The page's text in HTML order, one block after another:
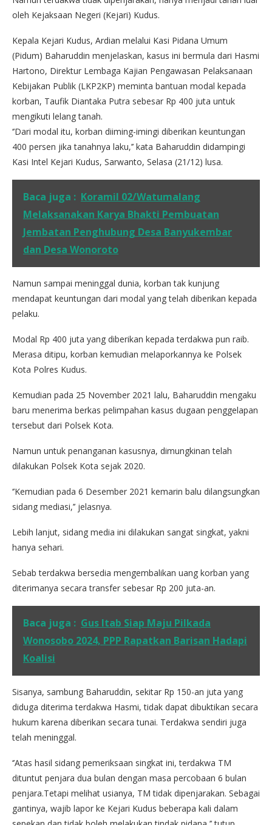
oleh Kejaksaan Negeri (Kejari) Kudus.
Kepala Kejari Kudus, Ardian melalui Kasi Pidana Umum
(Pidum) Baharuddin menjelaskan, kasus ini bermula dari Hasmi
Hartono, Direktur Lembaga Kajian Pengawasan Pelaksanaan
Kebijakan Publik (LKP2KP) meminta bantuan modal kepada
korban, Taufik Diantaka Putra sebesar Rp 400 juta untuk
mengikuti lelang tanah.
‘’Dari modal itu, korban diiming-imingi diberikan keuntungan
400 persen jika tanahnya laku,’’ kata Baharuddin didampingi
Kasi Intel Kejari Kudus, Sarwanto, Selasa (21/12) lusa.
Baca juga : Koramil 02/Watumalang
Melaksanakan Karya Bhakti Pembuatan
Jembatan Penghubung Desa Banyukembar
dan Desa Wonoroto
Namun sampai meninggal dunia, korban tak kunjung
mendapat keuntungan dari modal yang telah diberikan kepada
pelaku.
Modal Rp 400 juta yang diberikan kepada terdakwa pun raib.
Merasa ditipu, korban kemudian melaporkannya ke Polsek
Kota Polres Kudus.
Kemudian pada 25 November 2021 lalu, Baharuddin mengaku
baru menerima berkas pelimpahan kasus dugaan penggelapan
tersebut dari Polsek Kota.
Namun untuk penanganan kasusnya, dimungkinan telah
dilakukan Polsek Kota sejak 2020.
‘’Kemudian pada 6 Desember 2021 kemarin balu dilangsungkan
sidang mediasi,’’ jelasnya.
Lebih lanjut, sidang media ini dilakukan sangat singkat, yakni
hanya sehari.
Sebab terdakwa bersedia mengembalikan uang korban yang
diterimanya secara transfer sebesar Rp 200 juta-an.
Baca juga : Gus Itab Siap Maju Pilkada
Wonosobo 2024, PPP Rapatkan Barisan Hadapi
Koalisi
Sisanya, sambung Baharuddin, sekitar Rp 150-an juta yang
diduga diterima terdakwa Hasmi, tidak dapat dibuktikan secara
hukum karena diberikan secara tunai. Terdakwa sendiri juga
telah meninggal.
‘’Atas hasil sidang pemeriksaan singkat ini, terdakwa TM
dituntut penjara dua bulan dengan masa percobaan 6 bulan
penjara.Tetapi melihat usianya, TM tidak dipenjarakan. Sebagai
gantinya, wajib lapor ke Kejari Kudus beberapa kali dalam